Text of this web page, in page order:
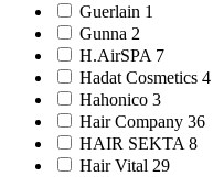
Guerlain 1
Gunna 2
H.AirSPA 7
Hadat Cosmetics 4
Hahonico 3
Hair Company 36
HAIR SEKTA 8
Hair Vital 29